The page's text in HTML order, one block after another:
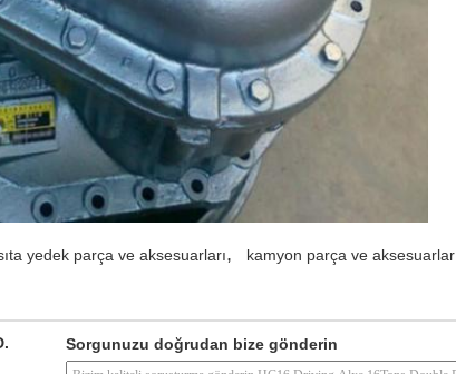
yedek parça ve aksesuarları, kamyon parça ve aksesuarlar
Sorgunuzu doğrudan bize gönderin